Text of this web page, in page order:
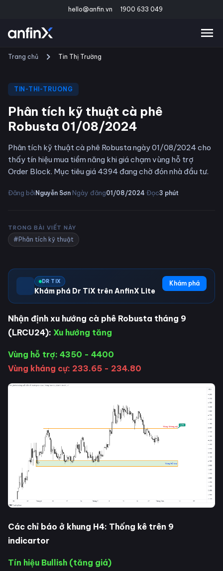
hello@anfin.vn 1900 633 049
Trang chủ Tin Thị Trường
TIN-THI-TRUONG
Phân tích kỹ thuật cà phê
Robusta 01/08/2024
Phân tích kỹ thuật cà phê Robusta ngày 01/08/2024 cho
thấy tín hiệu mua tiềm năng khi giá chạm vùng hỗ trợ
Order Block. Mục tiêu giá 4394 đang chờ đón nhà đầu tư.
Đăng bởiNguyễn Sơn·Ngày đăng01/08/2024·Đọc3 phút
TRONG BÀI VIẾT NÀY
#Phân tích kỹ thuật
DR TIX
Khám phá Dr TiX trên AnfinX Lite
Khám phá
Nhận định xu hướng cà phê Robusta tháng 9
(LRCU24): Xu hướng tăng
Vùng hỗ trợ: 4350 - 4400
Vùng kháng cự: 233.65 - 234.80
Các chỉ báo ở khung H4: Thống kê trên 9
indicartor
Tín hiệu Bullish (tăng giá)